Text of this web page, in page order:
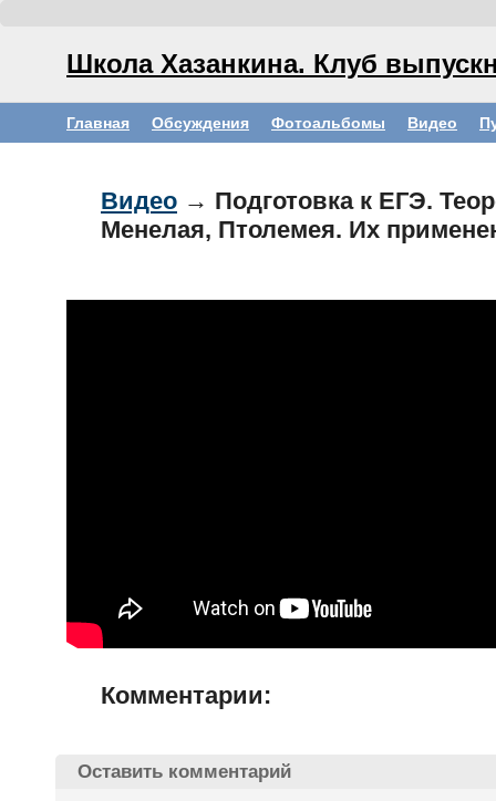
Школа Хазанкина. Клуб
Главная Обсуждения Фотоальбомы Видео
Видео → Подготовка к ЕГЭ.
Менелая, Птолемея. Их
Комментарии:
Оставить комментарий